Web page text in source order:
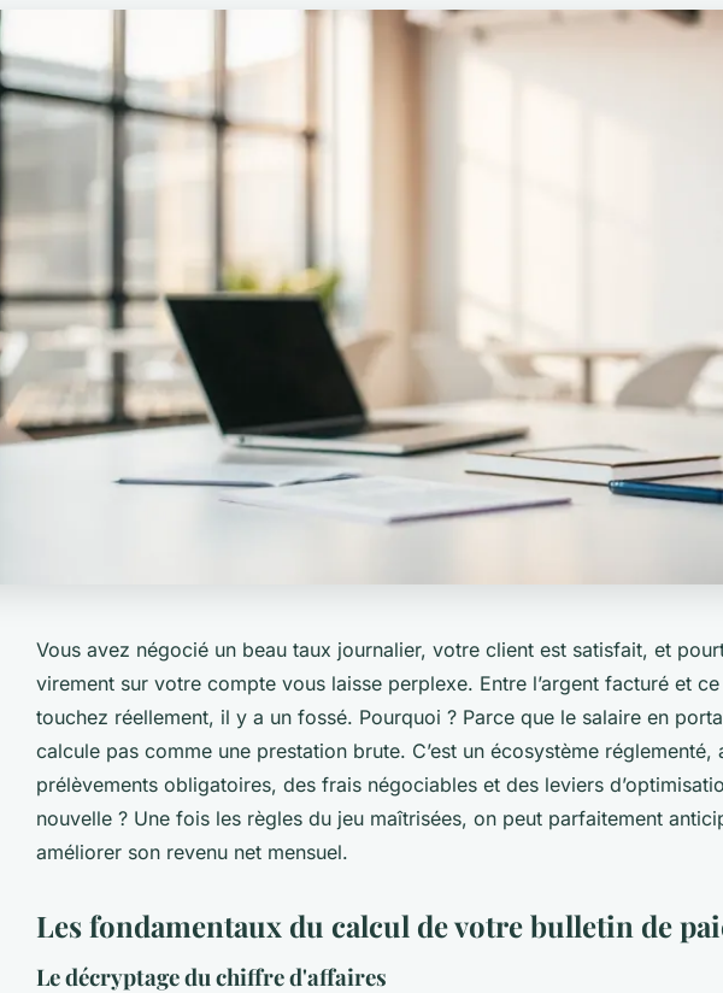
Vous avez négocié un beau taux journalier, votre client est satisfait, et
virement sur votre compte vous laisse perplexe. Entre l’argent facturé et
touchez réellement, il y a un fossé. Pourquoi ? Parce que le salaire en
calcule pas comme une prestation brute. C’est un écosystème réglementé,
prélèvements obligatoires, des frais négociables et des leviers
nouvelle ? Une fois les règles du jeu maîtrisées, on peut parfaitement
améliorer son revenu net mensuel.
Les fondamentaux du calcul de votre bulletin de
Le décryptage du chiffre d'affaires